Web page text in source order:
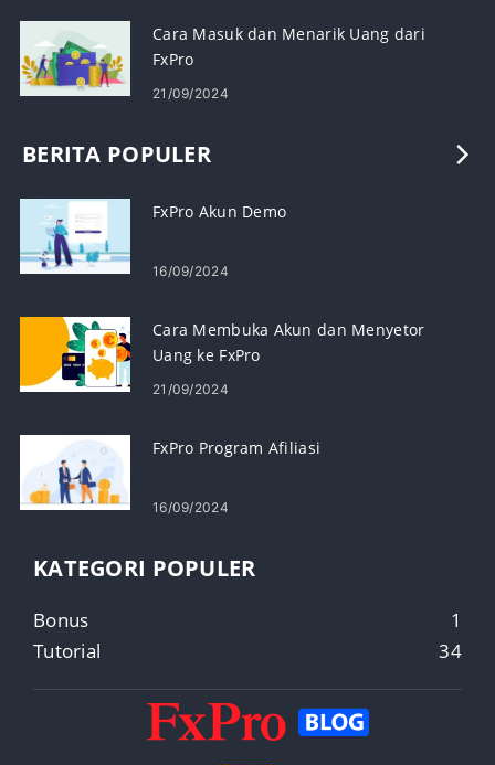
Cara Masuk dan Menarik Uang dari
FxPro
21/09/2024
BERITA POPULER
FxPro Akun Demo
16/09/2024
Cara Membuka Akun dan Menyetor
Uang ke FxPro
21/09/2024
FxPro Program Afiliasi
16/09/2024
KATEGORI POPULER
Bonus
1
Tutorial
34